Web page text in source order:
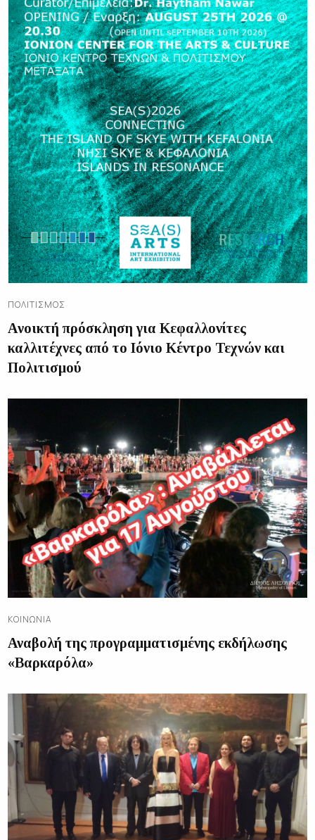
ΠΟΛΙΤΙΣΜΌΣ
Aνοικτή πρόσκληση για Κεφαλλονίτες
καλλιτέχνες από το Ιόνιο Κέντρο Τεχνών και
Πολιτισμού
ΚΟΙΝΩΝΊΑ
Αναβολή της προγραμματισμένης εκδήλωσης
«Βαρκαρόλα»